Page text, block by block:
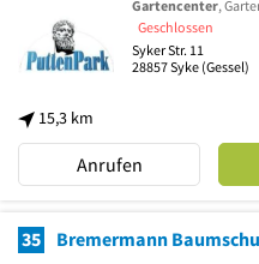
15,3 km
Gartencenter,
Geschlossen
Syker Str. 11
28857Syke (Gessel)
Anrufen
35 Bremermann